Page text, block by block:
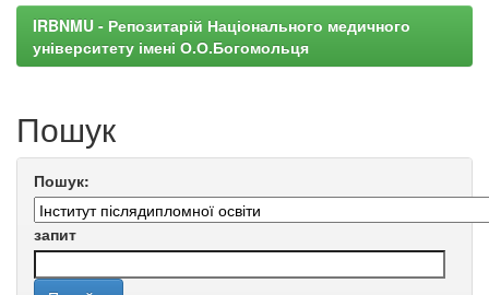
IRBNMU - Репозитарій Національного медичного
університету імені О.О.Богомольця
Пошук
Пошук:
запит